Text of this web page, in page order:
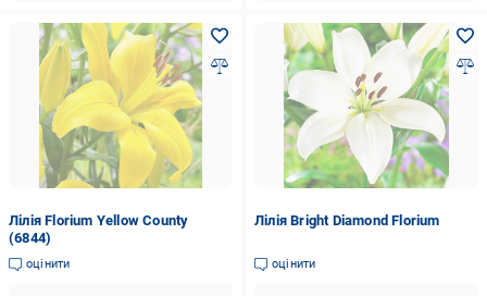
Лілія Florium Yellow County
(6844)
оцінити
Лілія Bright Diamond Florium
оцінити